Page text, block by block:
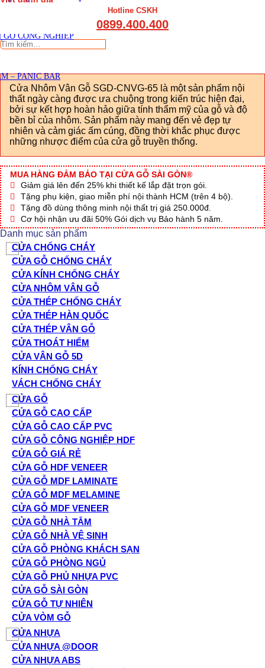
CẦU THANG GỖ
GỖ CÔNG NGHIỆP
– PANIC BAR
Hotline CSKH
0899.400.400
Tìm
Cửa Nhôm Vân Gỗ SGD-CNVG-65 là một sản phẩm nội
thất ngày càng được ưa chuộng trong kiến trúc hiện đại,
bởi sự kết hợp hoàn hảo giữa tính thẩm mỹ của gỗ và độ
bền bỉ của nhôm. Sản phẩm này mang đến vẻ đẹp tự
nhiên và cảm giác ấm cúng, đồng thời khắc phục được
những nhược điểm của cửa gỗ truyền thống.
MUA HÀNG ĐẢM BẢO TẠI CỬA GỖ SÀI GÒN®
Giảm giá lên đến 25% khi thiết kế lắp đặt trọn gói.
Tặng phụ kiện, giao miễn phí nội thành HCM (trên 4 bộ).
Tặng đồ dùng thông minh nội thất trị giá 250.000đ.
Cơ hội nhận ưu đãi 50% Gói dịch vụ Bảo hành 5 năm.
Danh mục sản phẩm
CỬA CHỐNG CHÁY
CỬA GỖ CHỐNG CHÁY
CỬA KÍNH CHỐNG CHÁY
CỬA NHÔM VÂN GỖ
CỬA THÉP CHỐNG CHÁY
CỬA THÉP HÀN QUỐC
CỬA THÉP VÂN GỖ
CỬA THOÁT HIỂM
CỬA VÂN GỖ 5D
KÍNH CHỐNG CHÁY
VÁCH CHỐNG CHÁY
CỬA GỖ
CỬA GỖ CAO CẤP
CỬA GỖ CAO CẤP PVC
CỬA GỖ CÔNG NGHIỆP HDF
CỬA GỖ GIÁ RẺ
CỬA GỖ HDF VENEER
CỬA GỖ MDF LAMINATE
CỬA GỖ MDF MELAMINE
CỬA GỖ MDF VENEER
CỬA GỖ NHÀ TẮM
CỬA GỖ NHÀ VỆ SINH
CỬA GỖ PHÒNG KHÁCH SẠN
CỬA GỖ PHÒNG NGỦ
CỬA GỖ PHỦ NHỰA PVC
CỬA GỖ SÀI GÒN
CỬA GỖ TỰ NHIÊN
CỬA VÒM GỖ
CỬA NHỰA
CỬA NHỰA @DOOR
CỬA NHỰA ABS